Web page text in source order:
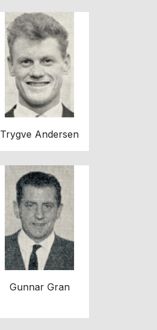
Trygve Andersen
Gunnar Gran